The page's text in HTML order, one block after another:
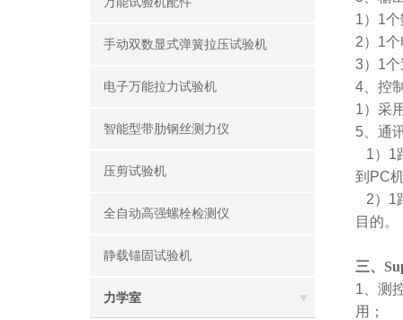
手动双数显式弹簧拉压试验机
电子万能拉力试验机
智能型带肋钢丝测力仪
压剪试验机
全自动高强螺栓检测仪
静载锚固试验机
力学室
1） 1个
2） 1个
3） 1个
4 、控
1）采
5 、通
1）1
到PC
2）1
目的。
三、
1
测
用；